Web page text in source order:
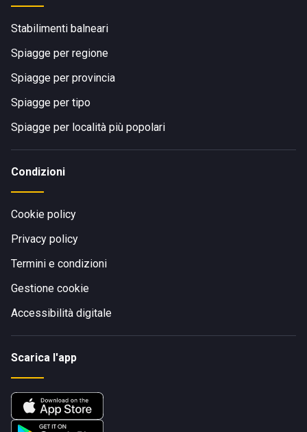
Stabilimenti balneari
Spiagge per regione
Spiagge per provincia
Spiagge per tipo
Spiagge per località più popolari
Condizioni
Cookie policy
Privacy policy
Termini e condizioni
Gestione cookie
Accessibilità digitale
Scarica l'app